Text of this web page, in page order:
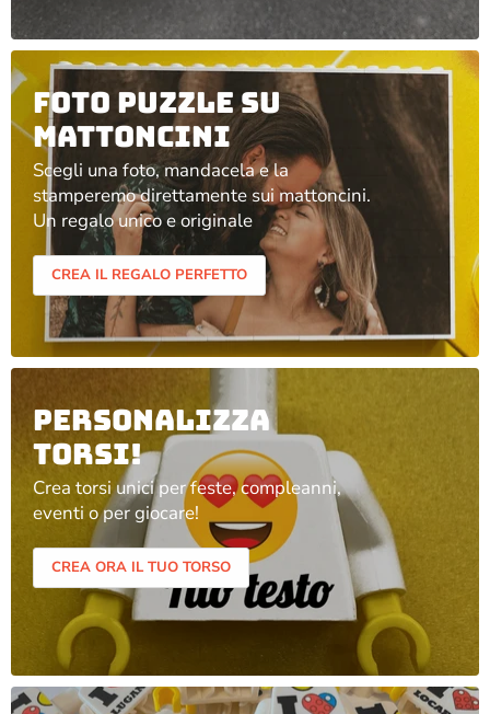
Foto puzzle su
mattoncini
Scegli una foto, mandacela e la
stamperemo direttamente sui mattoncini.
Un regalo unico e originale
CREA IL REGALO PERFETTO
Personalizza
Torsi!
Crea torsi unici per feste, compleanni,
eventi o per giocare!
CREA ORA IL TUO TORSO